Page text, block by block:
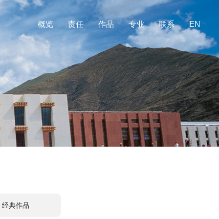
概览 责任 作品 专业 联系 EN
经典作品